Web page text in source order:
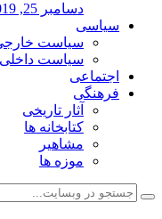
دسامبر 25, 2019
سیاسی
سیاست
سیاست داخلی
اجتماعی
فرهنگی
آثار تاریخی
کتابخانه ها
مشاهیر
موزه ها